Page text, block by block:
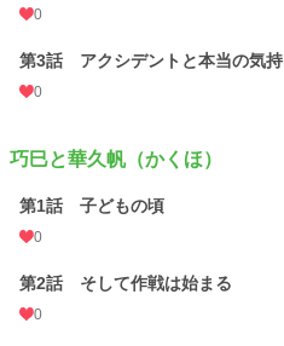
0
第3話 アクシデントと本当の気持
0
巧巳と華久帆（かくほ）
第1話 子どもの頃
0
第2話 そして作戦は始まる
0